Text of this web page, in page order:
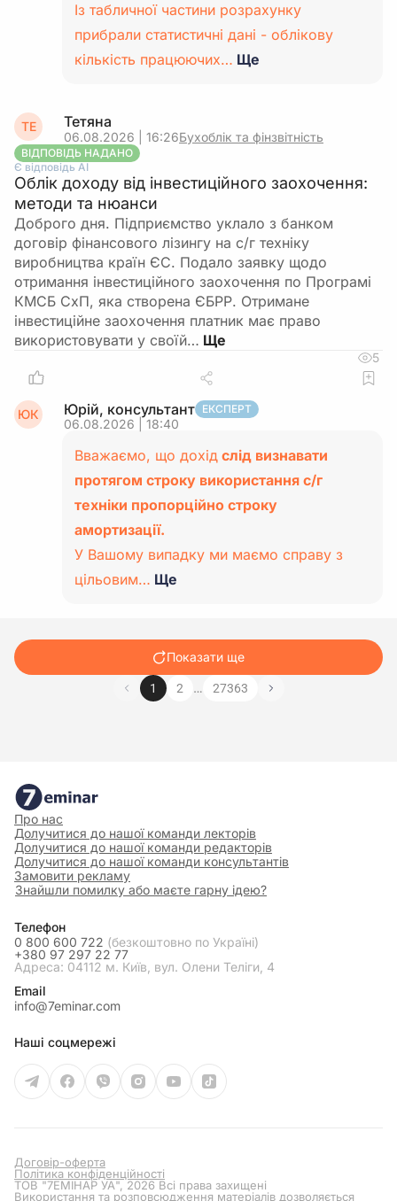
Із табличної частини розрахунку
прибрали статистичні дані - облікову
кількість працюючих… Ще
ТЕ Тетяна
06.08.2026 | 16:26Бухоблік та фінзвітність
ВІДПОВІДЬ НАДАНО
Є відповідь АІ
Облік доходу від інвестиційного заохочення:
методи та нюанси
Доброго дня. Підприємство уклало з банком
договір фінансового лізингу на с/г техніку
виробництва країн ЄС. Подало заявку щодо
отримання інвестиційного заохочення по Програмі
КМСБ СхП, яка створена ЄБРР. Отримане
інвестиційне заохочення платник має право
використовувати у своїй…
5
ЮК Юрій, консультант ЕКСПЕРТ
06.08.2026 | 18:40
Вважаємо, що дохід слід визнавати
протягом строку використання с/г
техніки пропорційно строку
амортизації.
У Вашому випадку ми маємо справу з
цільовим… Ще
Показати ще
1 2 … 27363
Про нас
Долучитися до нашої команди лекторів
Долучитися до нашої команди редакторів
Долучитися до нашої команди консультантів
Замовити рекламу
Знайшли помилку або маєте гарну ідею?
Телефон
0 800 600 722 (безкоштовно по Україні)
+380 97 297 22 77
Адреса: 04112 м. Київ, вул. Олени Теліги, 4
Email
info@7eminar.com
Наші соцмережі
Договір-оферта
Політика конфіденційності
ТОВ "7ЕМІНАР УА", 2026 Всі права захищені
Використання та розповсюдження матеріалів дозволяється